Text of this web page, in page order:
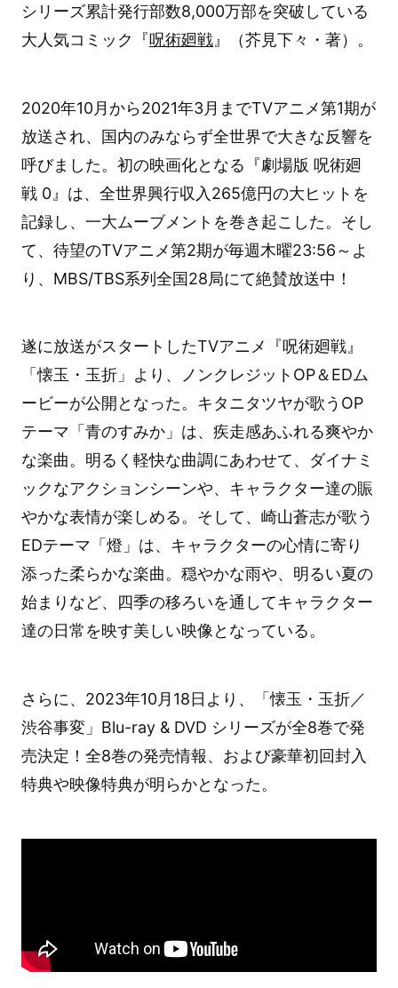
シリーズ累計発行部数8,000万部を突破している
大人気コミック『呪術廻戦』（芥見下々・著）。
2020年10月から2021年3月までTVアニメ第1期が
放送され、国内のみならず全世界で大きな反響を
呼びました。初の映画化となる『劇場版 呪術廻
戦 0』は、全世界興行収入265億円の大ヒットを
記録し、一大ムーブメントを巻き起こした。そし
て、待望のTVアニメ第2期が毎週木曜23:56～よ
り、MBS/TBS系列全国28局にて絶賛放送中！
遂に放送がスタートしたTVアニメ『呪術廻戦』
「懐玉・玉折」より、ノンクレジットOP＆EDム
ービーが公開となった。キタニタツヤが歌うOP
テーマ「青のすみか」は、疾走感あふれる爽やか
な楽曲。明るく軽快な曲調にあわせて、ダイナミ
ックなアクションシーンや、キャラクター達の賑
やかな表情が楽しめる。そして、崎山蒼志が歌う
EDテーマ「燈」は、キャラクターの心情に寄り
添った柔らかな楽曲。穏やかな雨や、明るい夏の
始まりなど、四季の移ろいを通してキャラクター
達の日常を映す美しい映像となっている。
さらに、2023年10月18日より、「懐玉・玉折／
渋谷事変」Blu-ray & DVD シリーズが全8巻で発
売決定！全8巻の発売情報、および豪華初回封入
特典や映像特典が明らかとなった。